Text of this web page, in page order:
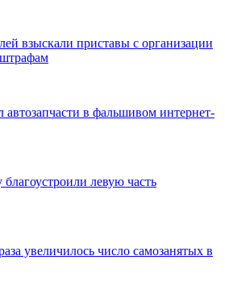
взыскали приставы с организации
автозапчасти в фальшивом интернет-
левую часть
увеличилось число самозанятых в